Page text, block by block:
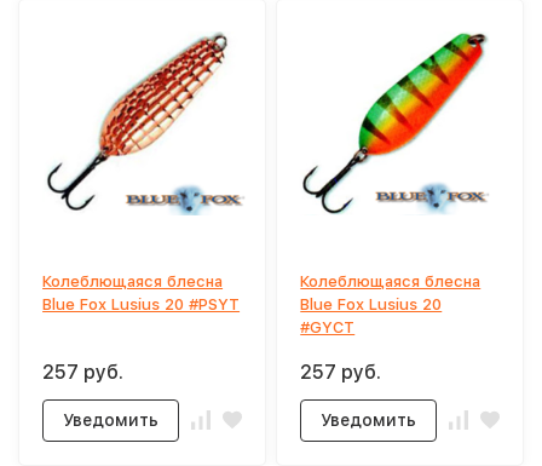
Колеблющаяся блесна
Blue Fox Lusius 20 #PSYT
257 руб.
Уведомить
Колеблющаяся блесна
Blue Fox Lusius 20
#GYCT
257 руб.
Уведомить